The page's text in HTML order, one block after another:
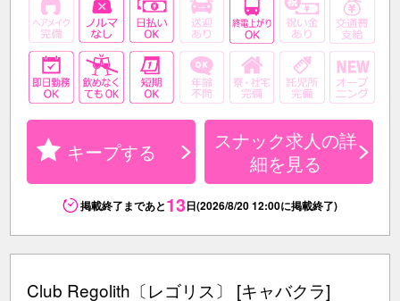
キープする
スナック求人の詳
細を見る
掲載終了まであと13日(2026/8/20 12:00に掲載終了)
Club Regolith〔レゴリス〕 [キャバクラ]